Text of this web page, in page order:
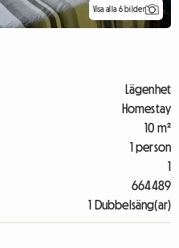
Visa alla 6 bilder
Lägenhet
Homestay
10 m²
1 person
1
664489
1 Dubbelsäng(ar)